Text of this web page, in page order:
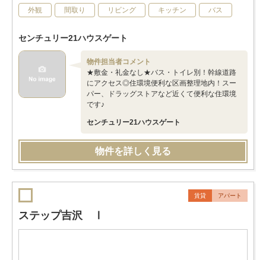
外観 間取り リビング キッチン バス
センチュリー21ハウスゲート
物件担当者コメント
★敷金・礼金なし★バス・トイレ別！幹線道路
にアクセス◎住環境便利な区画整理地内！スー
パー、ドラッグストアなど近くて便利な住環境
です♪
センチュリー21ハウスゲート
物件を詳しく見る
賃貸 アパート
ステップ吉沢 Ⅰ